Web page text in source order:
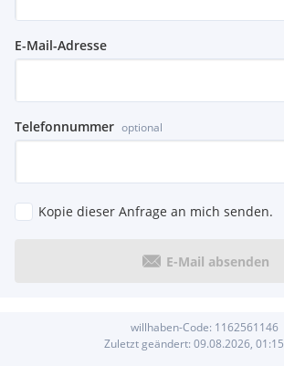
E-Mail-Adresse
Telefonnummer optional
Kopie dieser Anfrage an mich senden.
E-Mail absenden
willhaben-Code: 1162561146
Zuletzt geändert: 09.08.2026, 01:15